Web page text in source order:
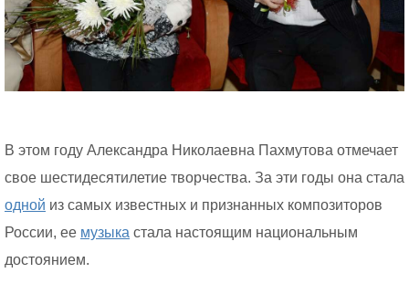
В этом году Александра Николаевна Пахмутова отмечает
свое шестидесятилетие творчества. За эти годы она стала
одной из самых известных и признанных композиторов
России, ее музыка стала настоящим национальным
достоянием.